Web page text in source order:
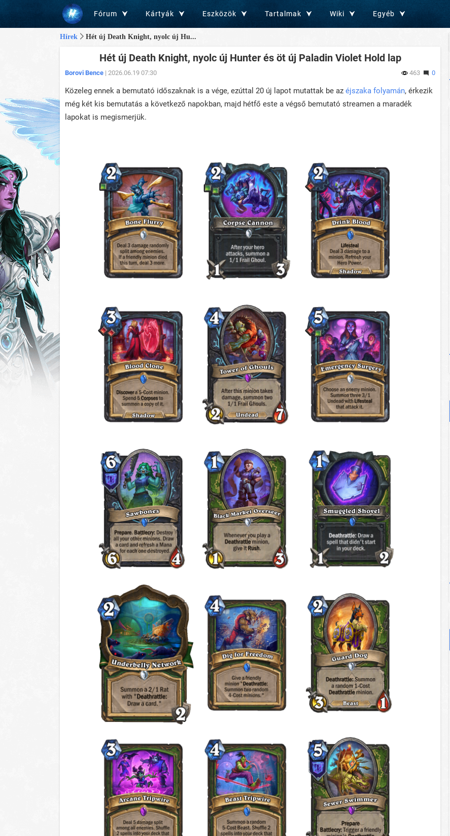
Fórum Kártyák Eszközök Tartalmak Wiki Egyéb
Hírek Hét új Death Knight, nyolc új Hu...
Hét új Death Knight, nyolc új Hunter és öt új Paladin Violet Hold lap
Borovi Bence | 2026.06.19 07:30 463 0
Közeleg ennek a bemutató időszaknak is a vége, ezúttal 20 új lapot mutattak be az éjszaka folyamán, érkezik
még két kis bemutatás a következő napokban, majd hétfő este a végső bemutató streamen a maradék
lapokat is megismerjük.